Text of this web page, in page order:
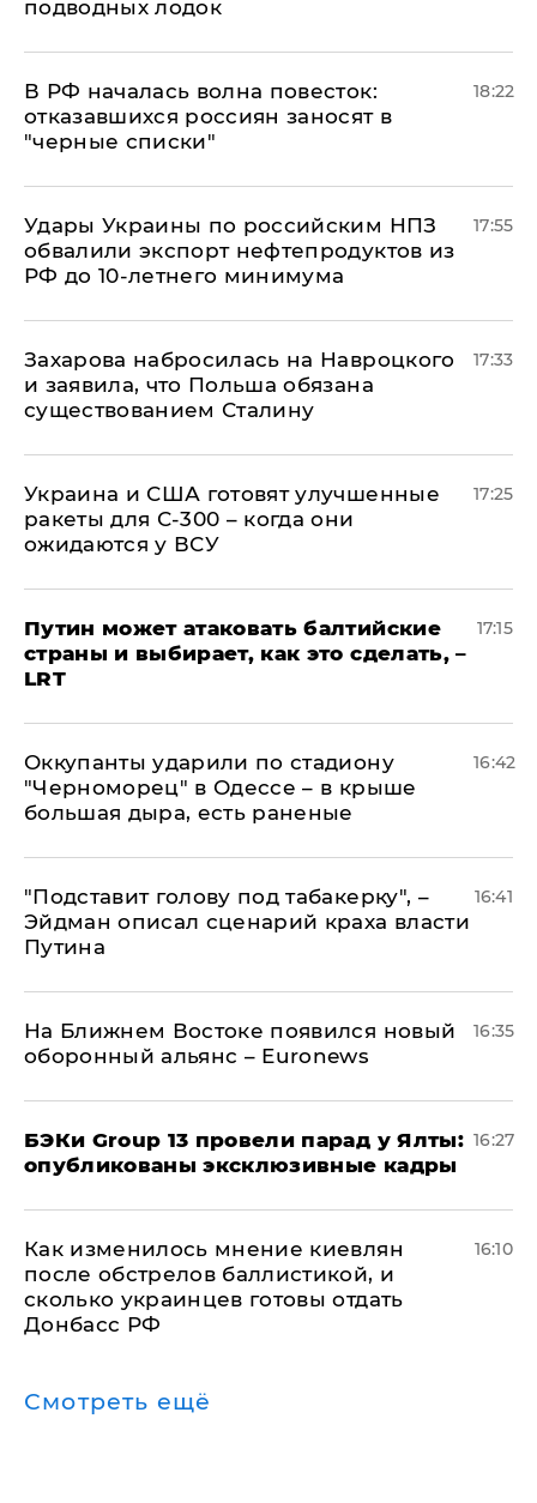
подводных лодок
​В РФ началась волна повесток:
отказавшихся россиян заносят в
"черные списки"
18:22
Удары Украины по российским НПЗ
обвалили экспорт нефтепродуктов из
РФ до 10-летнего минимума
17:55
​Захарова набросилась на Навроцкого
и заявила, что Польша обязана
существованием Сталину
17:33
Украина и США готовят улучшенные
ракеты для С-300 – когда они
ожидаются у ВСУ
17:25
Путин может атаковать балтийские
страны и выбирает, как это сделать, –
LRT
17:15
Оккупанты ударили по стадиону
"Черноморец" в Одессе – в крыше
большая дыра, есть раненые
16:42
​"Подставит голову под табакерку", –
Эйдман описал сценарий краха власти
Путина
16:41
На Ближнем Востоке появился новый
оборонный альянс – Euronews
16:35
​БЭКи Group 13 провели парад у Ялты:
опубликованы эксклюзивные кадры
16:27
Как изменилось мнение киевлян
после обстрелов баллистикой, и
сколько украинцев готовы отдать
Донбасс РФ
16:10
Смотреть ещё